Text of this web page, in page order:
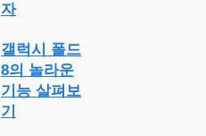
자
갤럭시 폴드
8의 놀라운
기능 살펴보
기